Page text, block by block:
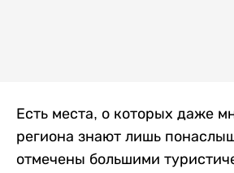
Есть места, о которых даже
региона знают лишь
отмечены большими